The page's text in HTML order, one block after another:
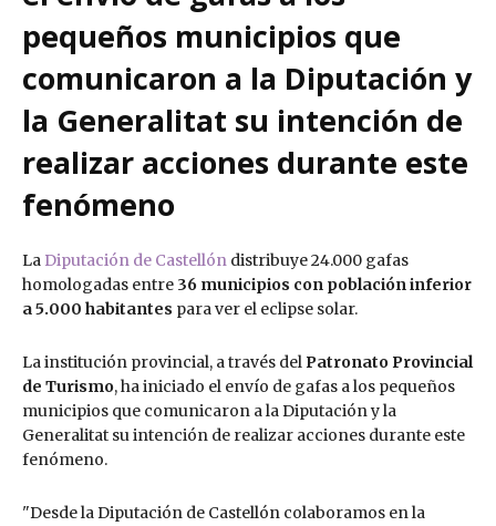
pequeños municipios que
comunicaron a la Diputación y
la Generalitat su intención de
realizar acciones durante este
fenómeno
La Diputación de Castellón distribuye 24.000 gafas
homologadas entre 36 municipios con población inferior
a 5.000 habitantes para ver el eclipse solar.
La institución provincial, a través del Patronato Provincial
de Turismo, ha iniciado el envío de gafas a los pequeños
municipios que comunicaron a la Diputación y la
Generalitat su intención de realizar acciones durante este
fenómeno.
"Desde la Diputación de Castellón colaboramos en la